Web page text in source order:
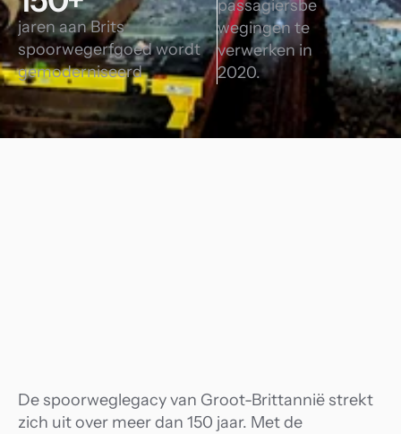
jaren aan Brits
spoorwegerfgoed wordt
gemoderniseerd
passagiersbe
wegingen te
verwerken in
2020.
De spoorweglegacy van Groot-Brittannië strekt
zich uit over meer dan 150 jaar. Met de